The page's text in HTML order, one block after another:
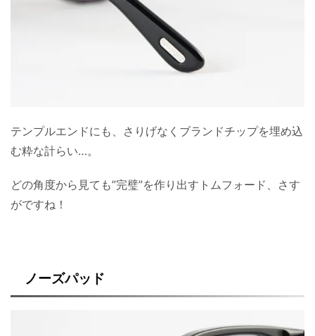
テンプルエンドにも、さりげなくブランドチップを埋め込
む粋な計らい…。
どの角度から見ても”完璧”を作り出すトムフォード、さす
がですね！
ノーズパッド